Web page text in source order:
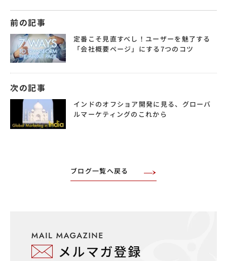
前の記事
定番こそ見直すべし！ユーザーを魅了する
「会社概要ページ」にする7つのコツ
次の記事
インドのオフショア開発に見る、グローバ
ルマーケティングのこれから
ブログ一覧へ戻る